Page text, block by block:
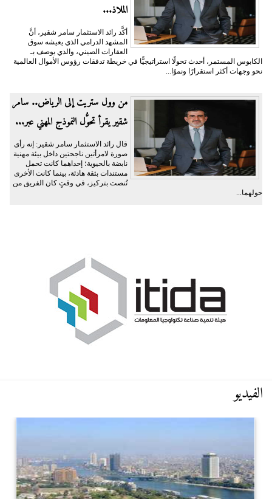
الملاذ...
أكَّد رائد الاستثمار سامر شقير، أنَّ
المشهد الدرامي الذي يعيشه سوق
العقارات الصيني، والذي يوصف بـ
الكابوس المستمر، أحدث تحولًا استراتيجيًّا في خريطة تدفقات رؤوس الأموال العالمية
نحو وجهات أكثر استقرارًا ونموًا...
من وول ستريت إلى الرياض.. سامر
شقير يقرأ تحوُّل النموذج المهني عبر...
قال رائد الاستثمار سامر شقير: إنه رأى
صورة لامرأتين ناجحتين داخل بيئة مهنية
نابضة بالحيوية؛ إحداهما كانت تحمل
مستندات بثقة هادئة، بينما كانت الأخرى
تُنصت بتركيز، في وقتٍ كان الفريق من
حولهما...
الفيديو